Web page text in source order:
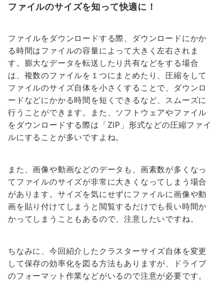
ファイルのサイズを知って快適に！
ファイルをダウンロードする際、ダウンロードにかか
る時間はファイルの容量によって大きく左右されま
す。膨大なデータを転送したり共有などをする場合
は、複数のファイルを１つにまとめたり、圧縮をして
ファイルのサイズ自体を小さくすることで、ダウンロ
ードなどにかかる時間を短くできるなど、スムーズに
行うことができます。また、ソフトウェアやファイル
をダウンロードする際は「ZIP」形式などの圧縮ファイ
ルにすることが多いですよね。
また、画像や動画などのデータも、画素数が多くなっ
てファイルのサイズが非常に大きくなってしまう場合
があります。サイズを気にせずにファイルに画像や動
画を貼り付けてしまうと閲覧するだけでも長い時間か
かってしまうこともあるので、注意したいですね。
ちなみに、今回紹介したクラスターサイズ自体を変更
して保存の効率化を図る方法もありますが、ドライブ
のフォーマット作業などがいるので注意が必要です。